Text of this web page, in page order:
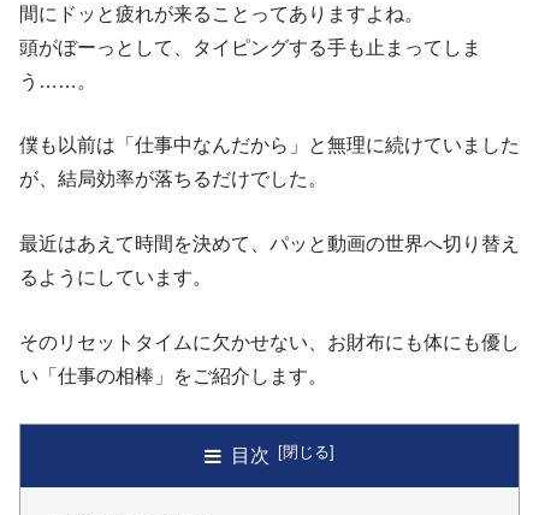
間にドッと疲れが来ることってありますよね。
頭がぼーっとして、タイピングする手も止まってしま
う……。
僕も以前は「仕事中なんだから」と無理に続けていました
が、結局効率が落ちるだけでした。
最近はあえて時間を決めて、パッと動画の世界へ切り替え
るようにしています。
そのリセットタイムに欠かせない、お財布にも体にも優し
い「仕事の相棒」をご紹介します。
目次